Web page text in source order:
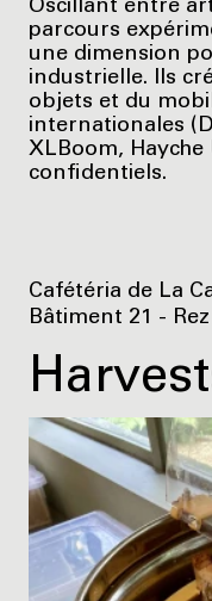
Oscillant entre
parcours
une dimension
industrielle. Ils
objets et du
internationales
XLBoom, Hayche
confidentiels.
Cafétéria de La
Bâtiment 21 -